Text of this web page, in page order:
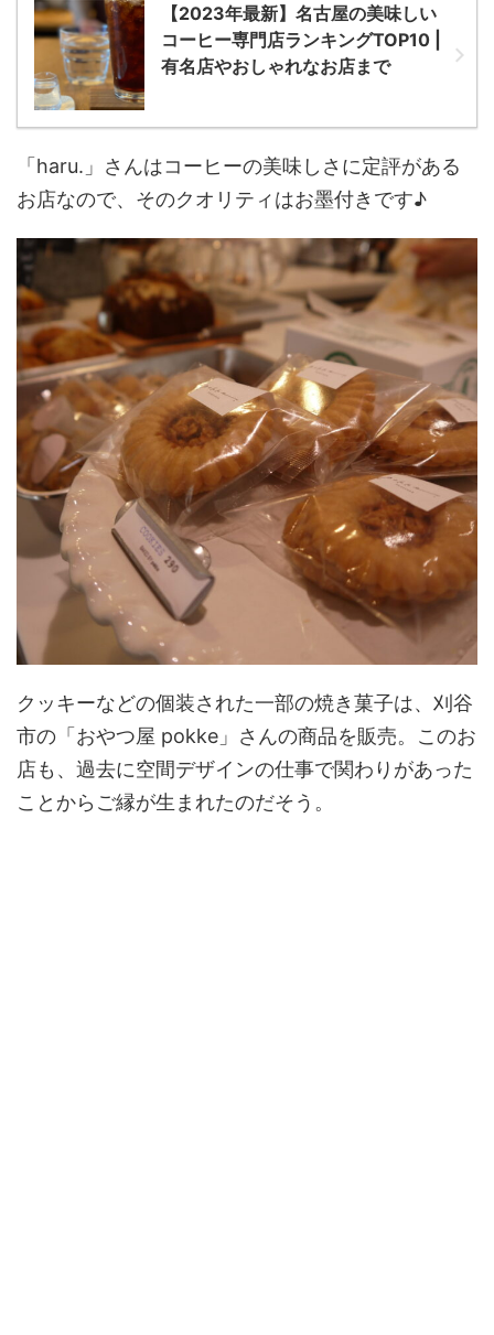
【2023年最新】名古屋の美味しい
コーヒー専門店ランキングTOP10 |
有名店やおしゃれなお店まで
「haru.」さんはコーヒーの美味しさに定評がある
お店なので、そのクオリティはお墨付きです♪
クッキーなどの個装された一部の焼き菓子は、刈谷
市の「おやつ屋 pokke」さんの商品を販売。このお
店も、過去に空間デザインの仕事で関わりがあった
ことからご縁が生まれたのだそう。